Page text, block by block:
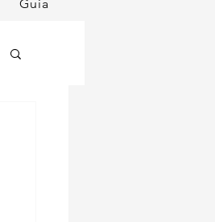
Guia